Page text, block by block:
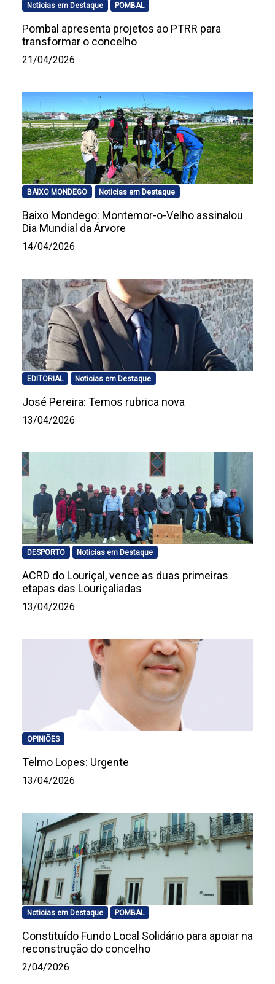
Noticias em Destaque POMBAL
Pombal apresenta projetos ao PTRR para
transformar o concelho
21/04/2026
BAIXO MONDEGO Noticias em Destaque
Baixo Mondego: Montemor-o-Velho assinalou
Dia Mundial da Árvore
14/04/2026
EDITORIAL Noticias em Destaque
José Pereira: Temos rubrica nova
13/04/2026
DESPORTO Noticias em Destaque
ACRD do Louriçal, vence as duas primeiras
etapas das Louriçaliadas
13/04/2026
OPINIÕES
Telmo Lopes: Urgente
13/04/2026
Noticias em Destaque POMBAL
Constituído Fundo Local Solidário para apoiar na
reconstrução do concelho
2/04/2026